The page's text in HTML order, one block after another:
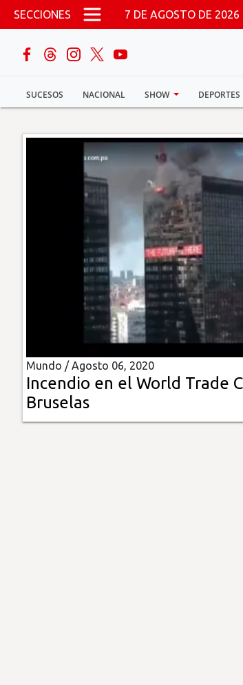
Pasar al contenido principal
SECCIONES 7 DE AGOSTO DE 2026
SUCESOS NACIONAL SHOW DEPORTES
buscar
Sucesos
Nacional
Multimedia
Impreso
Mundo /Agosto 06, 2020
Incendio en el World Trade
Bruselas